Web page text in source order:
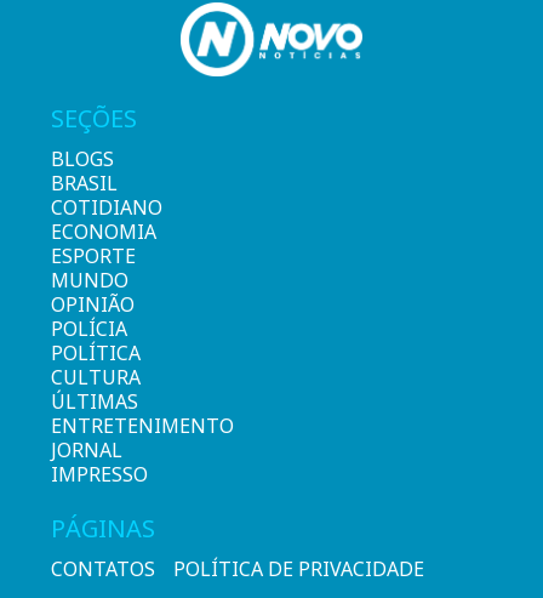
SEÇÕES
BLOGS
BRASIL
COTIDIANO
ECONOMIA
ESPORTE
MUNDO
OPINIÃO
POLÍCIA
POLÍTICA
CULTURA
ÚLTIMAS
ENTRETENIMENTO
JORNAL
IMPRESSO
PÁGINAS
CONTATOS POLÍTICA DE PRIVACIDADE